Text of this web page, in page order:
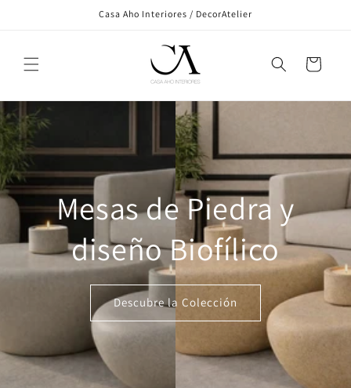
Casa Aho Interiores / DecorAtelier
Carrito
Mesas de Piedra y
diseño Biofílico
Descubre la Colección